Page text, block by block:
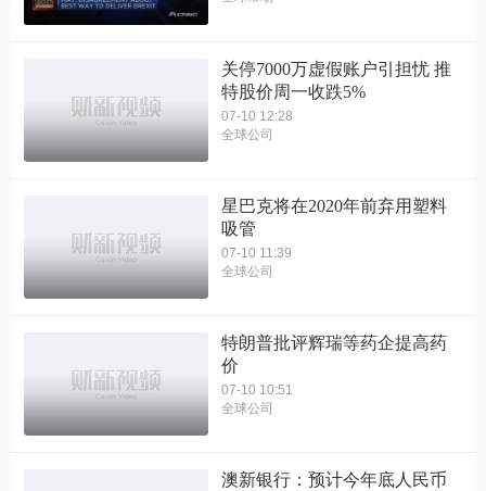
关停7000万虚假账户引担忧 推
特股价周一收跌5%
07-10 12:28
全球公司
星巴克将在2020年前弃用塑料
吸管
07-10 11:39
全球公司
特朗普批评辉瑞等药企提高药
价
07-10 10:51
全球公司
澳新银行：预计今年底人民币